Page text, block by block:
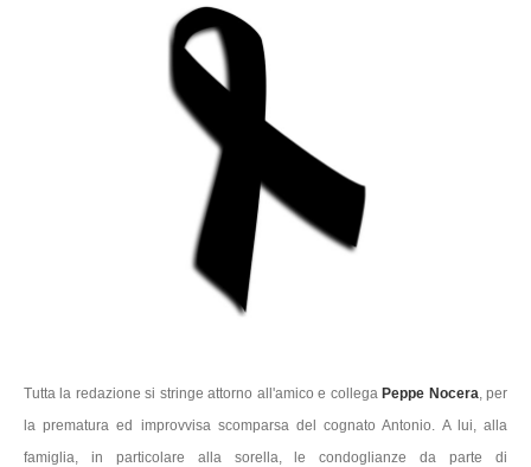
Tutta la redazione si stringe attorno all'amico e collegaPeppe Nocera , per
la prematura ed improvvisa scomparsa del cognato Antonio. A lui, alla
famiglia, in particolare alla sorella, le condoglianze da parte di